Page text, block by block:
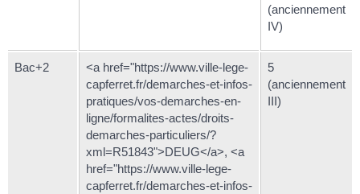
(anciennement
IV)
Bac+2
<a href="https://www.ville-lege-
capferret.fr/demarches-et-infos-
pratiques/vos-demarches-en-
ligne/formalites-actes/droits-
demarches-particuliers/?
xml=R51843">DEUG</a>, <a
href="https://www.ville-lege-
capferret.fr/demarches-et-infos-
5
(anciennement
III)